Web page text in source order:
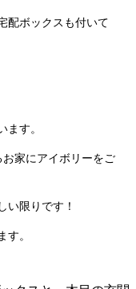
配ボックスも付いて
す。
家にアイボリーをご
い限りです！
。